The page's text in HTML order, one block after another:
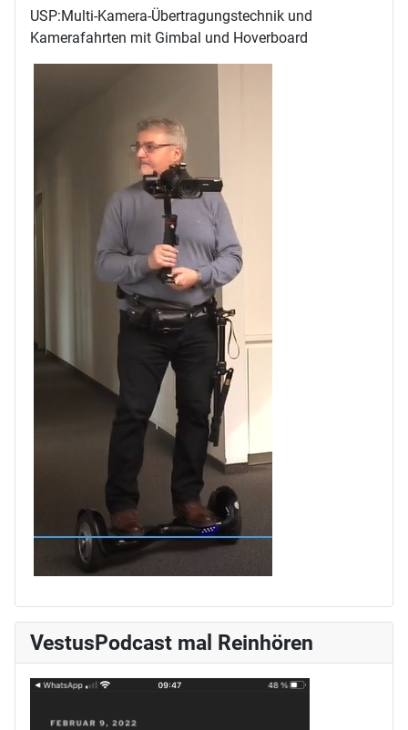
USP:Multi-Kamera-Übertragungstechnik und
Kamerafahrten mit Gimbal und Hoverboard
VestusPodcast mal Reinhören